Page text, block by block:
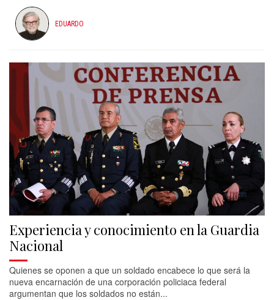
EDUARDO
Experiencia y conocimiento en la Guardia
Nacional
Quienes se oponen a que un soldado encabece lo que será la
nueva encarnación de una corporación policiaca federal
argumentan que los soldados no están...